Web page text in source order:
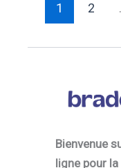
1 2
Bienvenue
ligne pour